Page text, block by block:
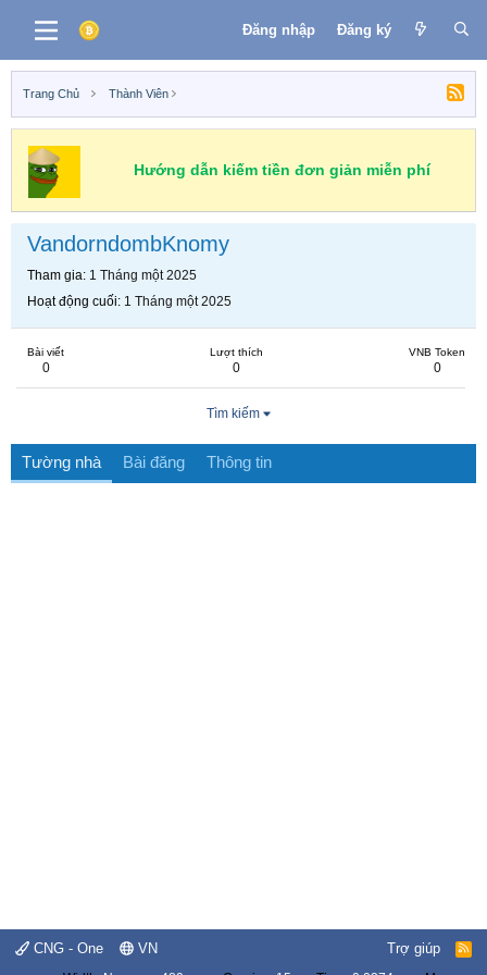
Đăng nhập Đăng ký
Trang Chủ Thành Viên
Hướng dẫn kiếm tiền đơn giản miễn phí
VandorndombKnomy
Tham gia 1 Tháng một 2025
Hoạt động cuối 1 Tháng một 2025
Bài viết
0
Lượt thích
0
VNB Token
0
Tìm kiếm
Tường nhà Bài đăng Thông tin
CNG - One VN Trợ giúp
R